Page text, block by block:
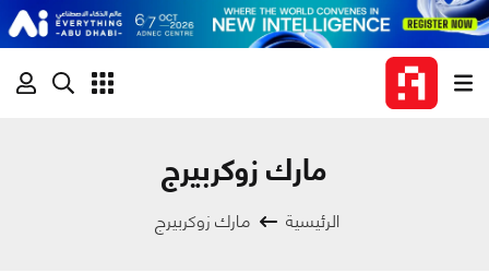
مارك زوكربيرج
الرئيسية مارك زوكربيرج